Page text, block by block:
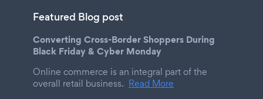
Featured Blog post
Converting Cross-Border Shoppers During
Black Friday & Cyber Monday
Online commerce is an integral part of the
overall retail business. Read More